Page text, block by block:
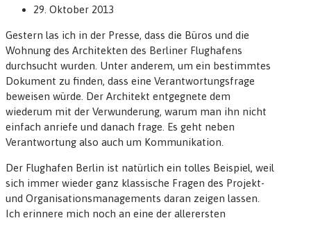
29. Oktober 2013
Gestern las ich in der Presse, dass die Büros und die
Wohnung des Architekten des Berliner Flughafens
durchsucht wurden. Unter anderem, um ein bestimmtes
Dokument zu finden, dass eine Verantwortungsfrage
beweisen würde. Der Architekt entgegnete dem
wiederum mit der Verwunderung, warum man ihn nicht
einfach anriefe und danach frage. Es geht neben
Verantwortung also auch um Kommunikation.
Der Flughafen Berlin ist natürlich ein tolles Beispiel, weil
sich immer wieder ganz klassische Fragen des Projekt-
und Organisationsmanagements daran zeigen lassen.
Ich erinnere mich noch an eine der allerersten